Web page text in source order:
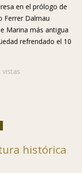
en el prólogo de
Ferrer Dalmau
Marina más antigua
refrendado el 10
vistas
histórica